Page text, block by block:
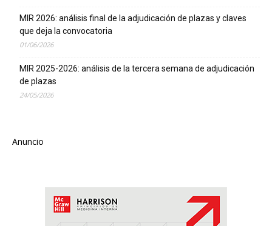
MIR 2026: análisis final de la adjudicación de plazas y claves
que deja la convocatoria
01/06/2026
MIR 2025-2026: análisis de la tercera semana de adjudicación
de plazas
24/05/2026
Anuncio